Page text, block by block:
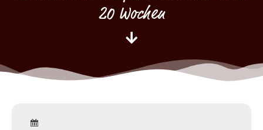
20 Wochen